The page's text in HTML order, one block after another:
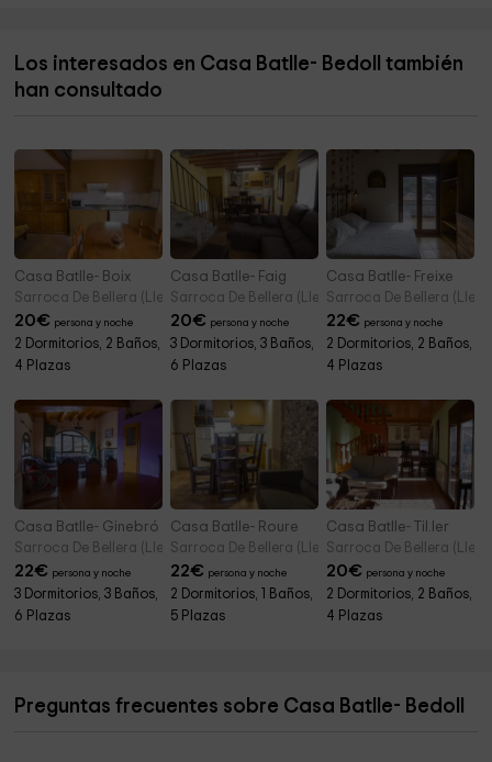
Iglesia de sant Joan Evangelista
Los interesados en Casa Batlle- Bedoll también
han consultado
Casa Batlle- Boix
Sarroca De Bellera (Lleida)
20€ persona y noche
2 Dormitorios, 2 Baños,
4 Plazas
Casa Batlle- Faig
Sarroca De Bellera (Lleida)
20€ persona y noche
3 Dormitorios, 3 Baños,
6 Plazas
Casa Batlle- Freixe
Sarroca De Bellera
22€ persona y noche
2 Dormitorios, 2 Baños,
4 Plazas
Casa Batlle- Ginebró
Sarroca De Bellera (Lleida)
22€ persona y noche
3 Dormitorios, 3 Baños,
6 Plazas
Casa Batlle- Roure
Sarroca De Bellera (Lleida)
22€ persona y noche
2 Dormitorios, 1 Baños,
5 Plazas
Casa Batlle- Til.ler
Sarroca De Bellera
20€ persona y noche
2 Dormitorios, 2 Baños,
4 Plazas
Preguntas frecuentes sobre Casa Batlle- Bedoll